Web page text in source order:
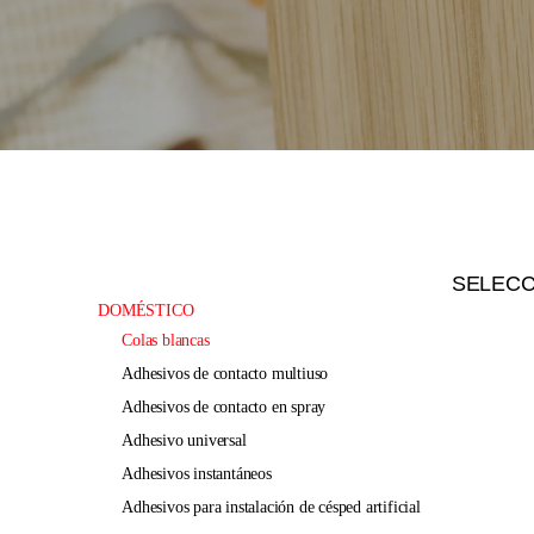
DOMÉSTICO
colas blancas
adhesivos de contacto multiuso
adhesivos de contacto en spray
adhesivo universal
adhesivos instantáneos
adhesivos para instalación de césped artificial